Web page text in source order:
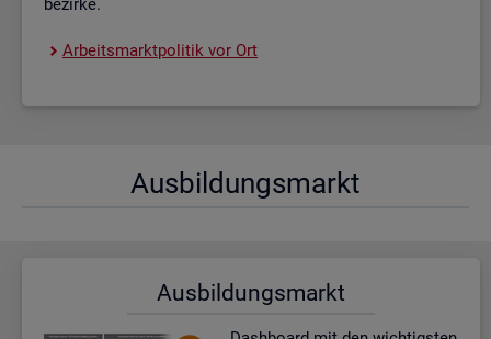
be­zir­ke.
Ar­beits­markt­po­li­tik vor Ort
Aus­bil­dungs­markt
Aus­bil­dungs­markt